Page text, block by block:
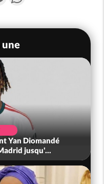
une
Yan Diomandé
jusqu'...